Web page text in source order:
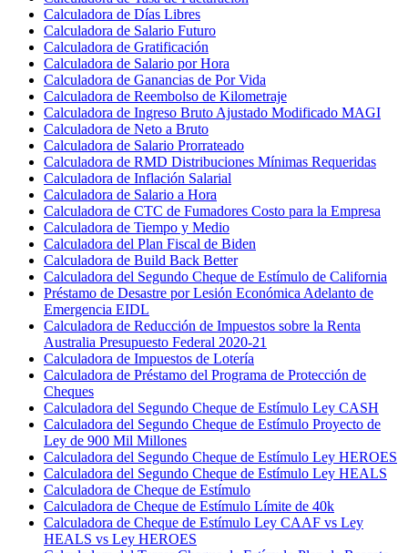
Calculadora de Días Libres
Calculadora de Salario Futuro
Calculadora de Gratificación
Calculadora de Salario por Hora
Calculadora de Ganancias de Por Vida
Calculadora de Reembolso de Kilometraje
Calculadora de Ingreso Bruto Ajustado Modificado MAGI
Calculadora de Neto a Bruto
Calculadora de Salario Prorrateado
Calculadora de RMD Distribuciones Mínimas Requeridas
Calculadora de Inflación Salarial
Calculadora de Salario a Hora
Calculadora de CTC de Fumadores Costo para la Empresa
Calculadora de Tiempo y Medio
Calculadora del Plan Fiscal de Biden
Calculadora de Build Back Better
Calculadora del Segundo Cheque de Estímulo de California
Préstamo de Desastre por Lesión Económica Adelanto de
Emergencia EIDL
Calculadora de Reducción de Impuestos sobre la Renta
Australia Presupuesto Federal 2020-21
Calculadora de Impuestos de Lotería
Calculadora de Préstamo del Programa de Protección de
Cheques
Calculadora del Segundo Cheque de Estímulo Ley CASH
Calculadora del Segundo Cheque de Estímulo Proyecto de
Ley de 900 Mil Millones
Calculadora del Segundo Cheque de Estímulo Ley HEROES
Calculadora del Segundo Cheque de Estímulo Ley HEALS
Calculadora de Cheque de Estímulo
Calculadora de Cheque de Estímulo Límite de 40k
Calculadora de Cheque de Estímulo Ley CAAF vs Ley
HEALS vs Ley HEROES